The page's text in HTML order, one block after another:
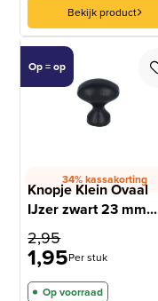
Bekijk product
Op = op
34% kassakorting
Knopje Klein Ovaal
IJzer zwart 23 mm...
2,95
1,95Per stuk
Op voorraad